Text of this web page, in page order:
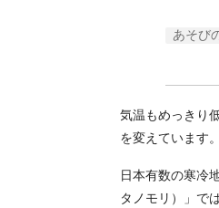
あそび
気温もめっきり
を変えています。
日本有数の寒冷
タノモリ）」で